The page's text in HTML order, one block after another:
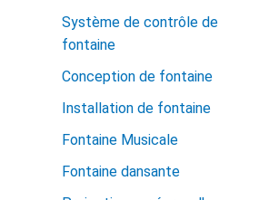
Système de contrôle de
fontaine
Conception de fontaine
Installation de fontaine
Fontaine Musicale
Fontaine dansante